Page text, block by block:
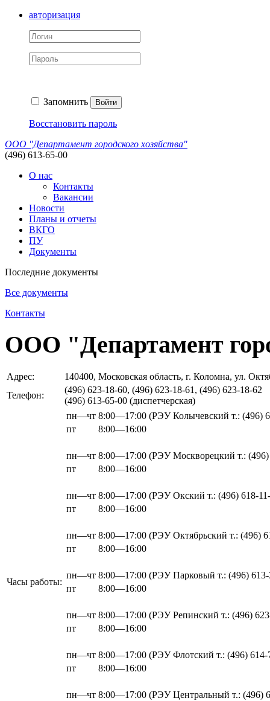
авторизация
Запомнить Войти
Восстановить пароль
ООО "Департамент городского хозяйства"
(496) 613-65-00
О нас
Контакты
Вакансии
Новости
Планы и отчеты
ВКГО
ПУ
Документы
Последние документы
Все документы
Контакты
ООО "Департамент
Адрес:
140400, Московская область, г. Коломна, ул.
Телефон:
(496) 623-18-60, (496) 623-18-61, (496) 623-18-62
(496) 613-65-00 (диспетчерская)
Часы работы:
пн—чт 8:00—17:00 (РЭУ Колычевский т.: (496)
пт
8:00—16:00
пн—чт 8:00—17:00 (РЭУ Москворецкий т.: (496)
пт
8:00—16:00
пн—чт 8:00—17:00 (РЭУ Окский т.: (496) 618-
пт
8:00—16:00
пн—чт 8:00—17:00 (РЭУ Октябрьский т.: (496)
пт
8:00—16:00
пн—чт 8:00—17:00 (РЭУ Парковый т.: (496) 613-
пт
8:00—16:00
пн—чт 8:00—17:00 (РЭУ Репинский т.: (496)
пт
8:00—16:00
пн—чт 8:00—17:00 (РЭУ Флотский т.: (496) 614-
пт
8:00—16:00
пн—чт 8:00—17:00 (РЭУ Центральный т.: (496)